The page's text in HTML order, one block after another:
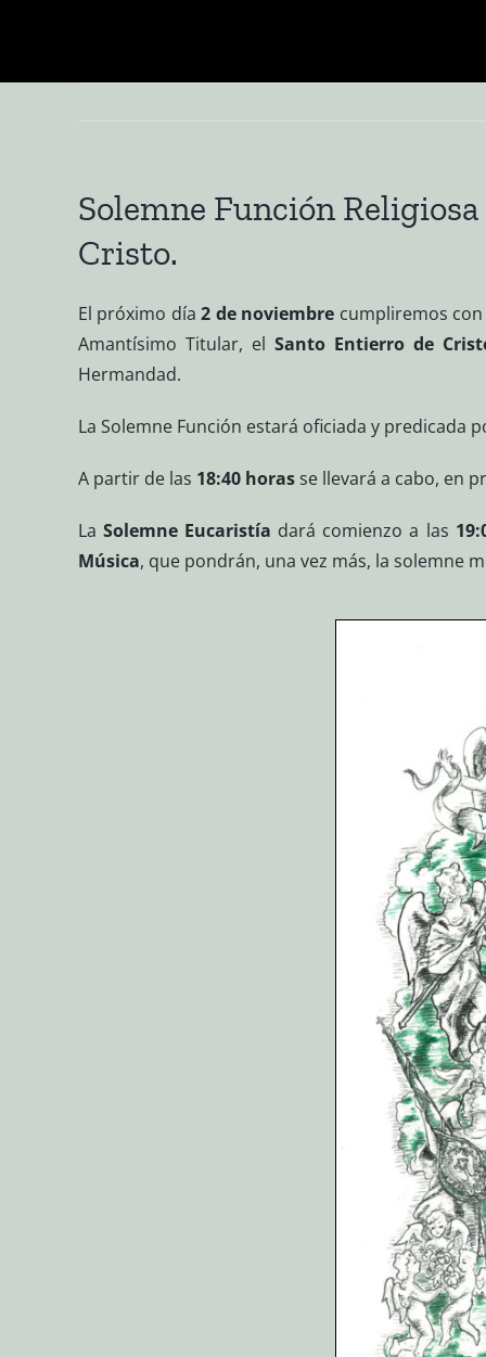
Solemne Función
Cristo.
El próximo día2 de noviembre cumpliremos
Amantísimo Titular, el Santo Entierro de
Hermandad.
La Solemne Función estará oficiada y predicada
A partir de las 18:40 horasse llevará a cabo, en
LaSolemne Eucaristía dará comienzo a las
Música, que pondrán, una vez más, la solemne